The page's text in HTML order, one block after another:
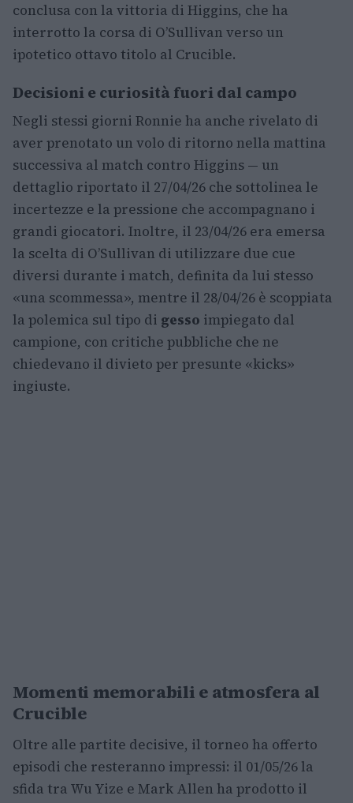
conclusa con la vittoria di Higgins, che ha
interrotto la corsa di O’Sullivan verso un
ipotetico ottavo titolo al Crucible.
Decisioni e curiosità fuori dal campo
Negli stessi giorni Ronnie ha anche rivelato di
aver prenotato un volo di ritorno nella mattina
successiva al match contro Higgins — un
dettaglio riportato il 27/04/26 che sottolinea le
incertezze e la pressione che accompagnano i
grandi giocatori. Inoltre, il 23/04/26 era emersa
la scelta di O’Sullivan di utilizzare due cue
diversi durante i match, definita da lui stesso
«una scommessa», mentre il 28/04/26 è scoppiata
la polemica sul tipo di gesso impiegato dal
campione, con critiche pubbliche che ne
chiedevano il divieto per presunte «kicks»
ingiuste.
Momenti memorabili e atmosfera al
Crucible
Oltre alle partite decisive, il torneo ha offerto
episodi che resteranno impressi: il 01/05/26 la
sfida tra Wu Yize e Mark Allen ha prodotto il